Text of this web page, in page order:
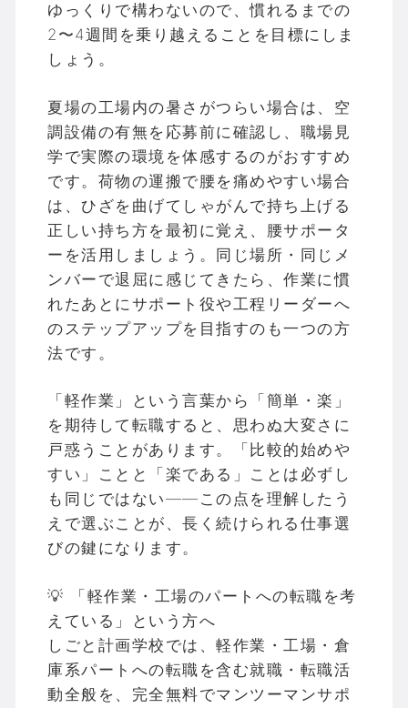
ゆっくりで構わないので、慣れるまでの
2〜4週間を乗り越えることを目標にしま
しょう。
夏場の工場内の暑さがつらい場合は、空
調設備の有無を応募前に確認し、職場見
学で実際の環境を体感するのがおすすめ
です。荷物の運搬で腰を痛めやすい場合
は、ひざを曲げてしゃがんで持ち上げる
正しい持ち方を最初に覚え、腰サポータ
ーを活用しましょう。同じ場所・同じメ
ンバーで退屈に感じてきたら、作業に慣
れたあとにサポート役や工程リーダーへ
のステップアップを目指すのも一つの方
法です。
「軽作業」という言葉から「簡単・楽」
を期待して転職すると、思わぬ大変さに
戸惑うことがあります。「比較的始めや
すい」ことと「楽である」ことは必ずし
も同じではない——この点を理解したう
えで選ぶことが、長く続けられる仕事選
びの鍵になります。
💡 「軽作業・工場のパートへの転職を考
えている」という方へ
しごと計画学校では、軽作業・工場・倉
庫系パートへの転職を含む就職・転職活
動全般を、完全無料でマンツーマンサポ